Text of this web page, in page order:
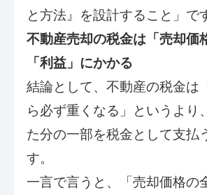
と方法』を設計すること」で
不動産売却の税金は「売却価
「利益」にかかる
結論として、不動産の税金は
ら必ず重くなる」というより
た分の一部を税金として支払
す。
一言で言うと、「売却価格の